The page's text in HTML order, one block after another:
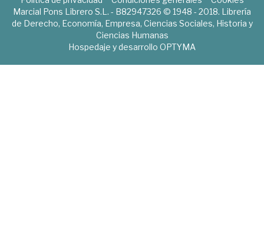
Marcial Pons Librero S.L. - B82947326 © 1948 - 2018. Librería
de Derecho, Economía, Empresa, Ciencias Sociales, Historia y
Ciencias Humanas
Hospedaje y desarrollo OPTYMA